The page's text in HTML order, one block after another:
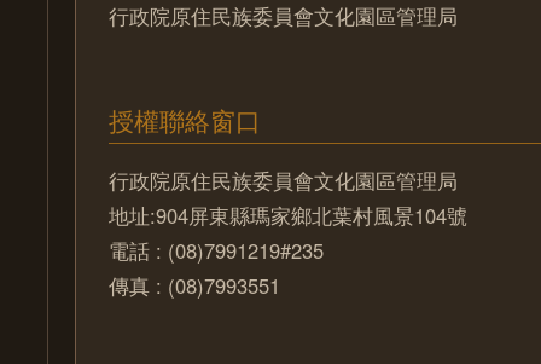
行政院原住民族委員會文化園區管理局
授權聯絡窗口
行政院原住民族委員會文化園區管理局
地址:904屏東縣瑪家鄉北葉村風景104號
電話 : (08)7991219#235
傳真 : (08)7993551